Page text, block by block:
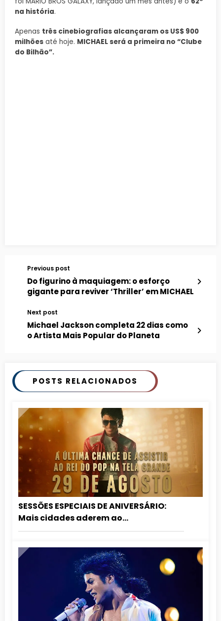
na história.
Apenas três cinebiografias alcançaram os US$ 900
milhões até hoje. MICHAEL será a primeira no “Clube
do Bilhão”.
Previous post
Do figurino à maquiagem: o esforço
gigante para reviver ‘Thriller’ em MICHAEL
Next post
Michael Jackson completa 22 dias como
o Artista Mais Popular do Planeta
POSTS RELACIONADOS
SESSÕES ESPECIAIS DE ANIVERSÁRIO:
Mais cidades aderem ao
relançamento de MICHAEL nos